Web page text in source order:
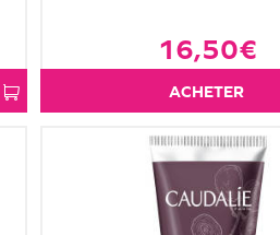
16,50€
ACHETER